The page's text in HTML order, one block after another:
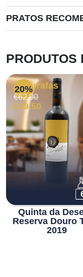
PRATOS
PRODUTOS
20%
6 Garrafas
€62.00
O
preço
original
era:
€62.00.
€49.50
O
preço
atual
é:
€49.50.
Quinta da
Reserva Douro
2019